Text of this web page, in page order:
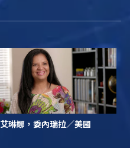
艾琳娜，委內瑞拉／美國